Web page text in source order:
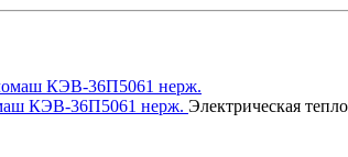
КЭВ-36П5061 нерж. Электрическая